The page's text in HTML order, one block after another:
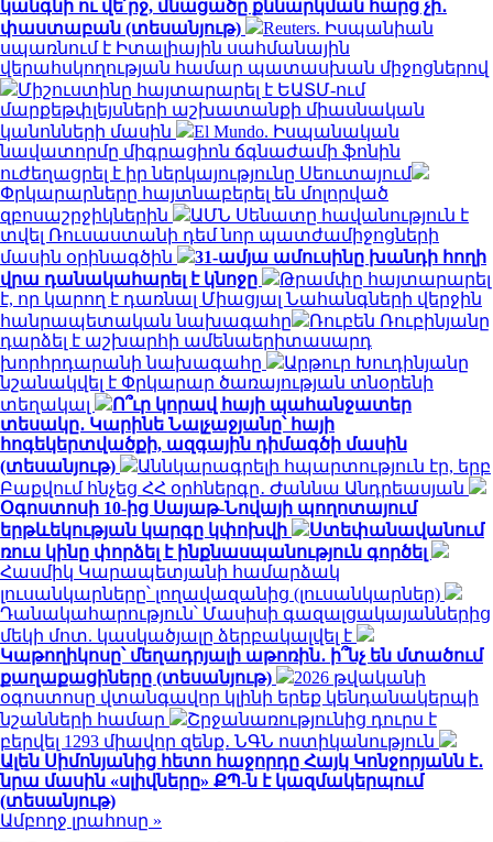
կանգնի ու վե՛րջ, մնացածը քննարկման հարց չի․
փաստաբան (տեսանյութ)
Reuters. Իսպանիան
սպառնում է Իտալիային սահմանային
վերահսկողության համար պատասխան միջոցներով
Միշուստինը հայտարարել է ԵԱՏՄ-ում
մարքեթփլեյսների աշխատանքի միասնական
կանոնների մասին
El Mundo. Իսպանական
նավատորմը միգրացիոն ճգնաժամի ֆոնին
ուժեղացրել է իր ներկայությունը Սեուտայում
Փրկարարները հայտնաբերել են մոլորված
զբոսաշրջիկներին
ԱՄՆ Սենատը հավանություն է
տվել Ռուսաստանի դեմ նոր պատժամիջոցների
մասին օրինագծին
31-ամյա ամուսինը խանդի հողի
վրա դանակահարել է կնոջը
Թրամփը հայտարարել
է, որ կարող է դառնալ Միացյալ Նահանգների վերջին
հանրապետական ​​նախագահը
Ռուբեն Ռուբինյանը
դարձել է աշխարհի ամենաերիտասարդ
խորհրդարանի նախագահը
Արթուր Խուդինյանը
նշանակվել է Փրկարար ծառայության տնօրենի
տեղակալ
Ո՞ւր կորավ հայի պահանջատեր
տեսակը․ Կարինե Նալչաջյանը՝ հայի
հոգեկերտվածքի, ազգային դիմագծի մասին
(տեսանյութ)
Աննկարագրելի հպարտություն էր, երբ
Բաքվում հնչեց ՀՀ օրհներգը․ Ժաննա Անդրեասյան
Օգոստոսի 10-ից Սայաթ-Նովայի պողոտայում
երթևեկության կարգը կփոխվի
Ստեփանավանում
ռուս կինը փորձել է ինքնասպանություն գործել
Հասմիկ Կարապետյանի համարձակ
լուսանկարները՝ լողավազանից (լուսանկարներ)
Դանակահարություն՝ Մասիսի գազալցակայաններից
մեկի մոտ. կասկածյալը ձերբակալվել է
Կաթողիկոսը՝ մեղադրյալի աթոռին․ ի՞նչ են մտածում
քաղաքացիները (տեսանյութ)
2026 թվականի
օգոստոսը վտանգավոր կլինի երեք կենդանակերպի
նշանների համար
Շրջանառությունից դուրս է
բերվել 1293 միավոր զենք․ ՆԳՆ ոստիկանություն
Ալեն Սիմոնյանից հետո հաջորդը Հայկ Կոնջորյանն է․
նրա մասին «սլիվները» ՔՊ-ն է կազմակերպում
(տեսանյութ)
Ամբողջ լրահոսը »